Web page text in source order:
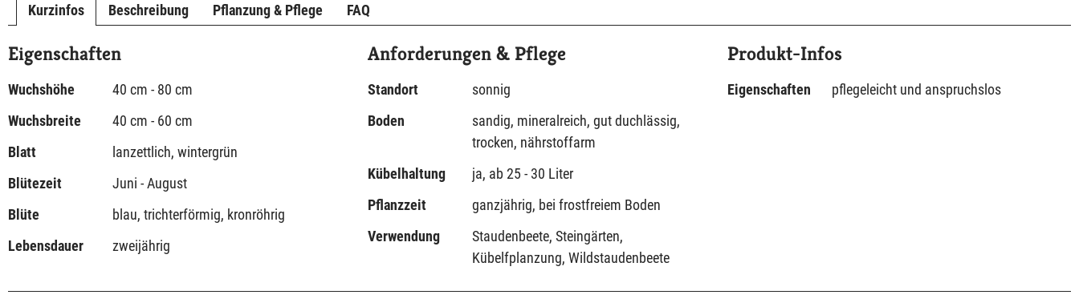
Kurzinfos Beschreibung Pflanzung & Pflege FAQ
Eigenschaften
Wuchshöhe
40 cm - 80 cm
Wuchsbreite
40 cm - 60 cm
Blatt
lanzettlich, wintergrün
Blütezeit
Juni - August
Blüte
blau, trichterförmig, kronröhrig
Lebensdauer
zweijährig
Anforderungen & Pflege
Standort
sonnig
Boden
sandig, mineralreich, gut duchlässig,
trocken, nährstoffarm
Kübelhaltung
ja, ab 25 - 30 Liter
Pflanzzeit
ganzjährig, bei frostfreiem Boden
Verwendung
Staudenbeete, Steingärten,
Kübelfplanzung, Wildstaudenbeete
Produkt-Infos
Eigenschaften pflegeleicht und anspruchslos